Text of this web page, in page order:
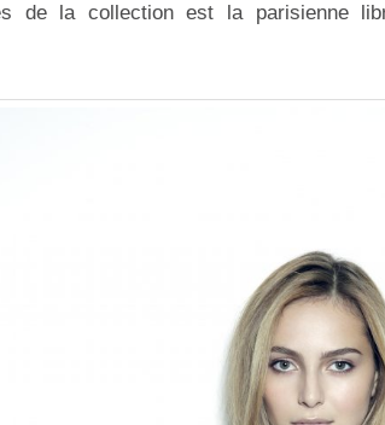
de la collection est la parisienne